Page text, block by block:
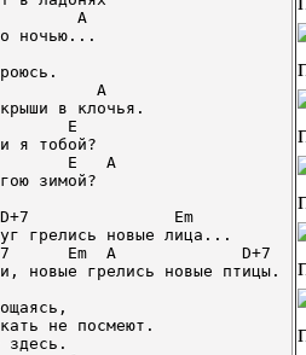
A
ночью...
A
в клочья.
E
я тобой?
E   A
зимой?
Em
грелись новые лица...
Em  A             D+7
новые грелись новые птицы.
не посмеют.
здесь.